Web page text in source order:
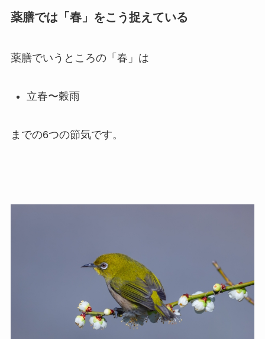
薬膳では「春」をこう捉えている
薬膳でいうところの「春」は
立春〜穀雨
までの6つの節気です。